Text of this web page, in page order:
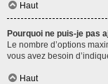
Haut
Pourquoi ne puis-je pas
Le nombre d’options
vous avez besoin
Haut